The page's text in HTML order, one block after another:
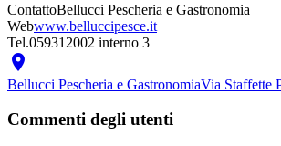
ContattoBellucci Pescheria e Gastronomia
Webwww.belluccipesce.it
Tel.059312002 interno 3

Bellucci Pescheria e GastronomiaVia Staffette
Commenti degli utenti